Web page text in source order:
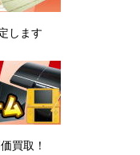
します
買取！